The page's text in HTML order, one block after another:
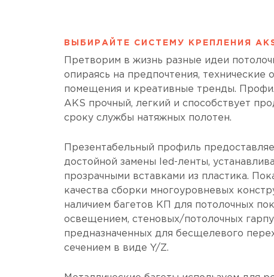
ВЫБИРАЙТЕ СИСТЕМУ КРЕПЛЕНИЯ
Претворим в жизнь разные идеи
опираясь на предпочтения, технические
помещения и креативные тренды.
AKS прочный, легкий и способствует
сроку службы натяжных полотен.
Презентабельный профиль
достойной замены led-ленты,
прозрачными вставками из пластика.
качества сборки многоуровневых
наличием багетов КП для потолочных
освещением, стеновых/потолочных
предназначенных для бесщелевого
сечением в виде Y/Z.